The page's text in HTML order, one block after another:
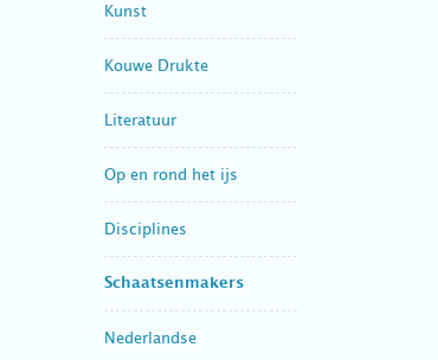
Kunst
Kouwe Drukte
Literatuur
Op en rond het ijs
Disciplines
Schaatsenmakers
Nederlandse